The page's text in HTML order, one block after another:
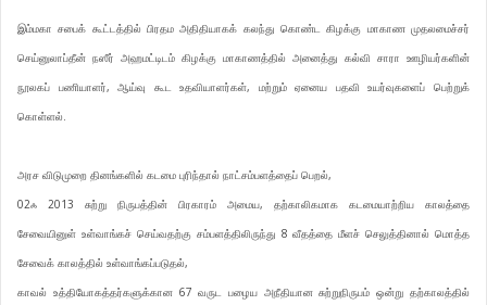
இம்மகா சபைக் கூட்டத்தில் பிரதம அதிதியாகக் கலந்து கொண்ட கிழக்கு மாகாண முதலமைச்சர்
செய்னுலாப்தீன் நஸீர் அஹமட்டிடம் கிழக்கு மாகாணத்தில் அனைத்து கல்வி சாரா ஊழியர்களின்
நூலகப் பணியாளர், ஆய்வு கூட உதவியாளர்கள், மற்றும் ஏனைய பதவி உயர்வுகளைப் பெற்றுக்
கொள்ளல்.
அரச விடுமுறை தினங்களில் கடமை புரிந்தால் நாட்சம்பளத்தைப் பெறல்,
02ஃ 2013 சுற்று நிருபத்தின் பிரகாரம் அமைய, தற்காலிகமாக கடமையாற்றிய காலத்தை
சேவையினுள் உள்வாங்கச் செய்வதற்கு சம்பளத்திலிருந்து 8 வீதத்தை மீளச் செலுத்தினால் மொத்த
சேவைக் காலத்தில் உள்வாங்கப்படுதல்,
காவல் உத்தியோகத்தர்களுக்கான 67 வருட பழைய அநீதியான சுற்றுநிருபம் ஒன்று தற்காலத்தில்